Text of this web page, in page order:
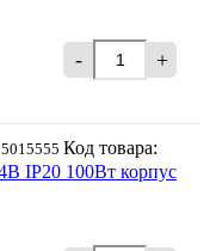
- +
Код товара:
IP20 100Вт корпус